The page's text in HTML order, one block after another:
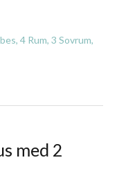
4 Rum, 3 Sovrum,
med 2